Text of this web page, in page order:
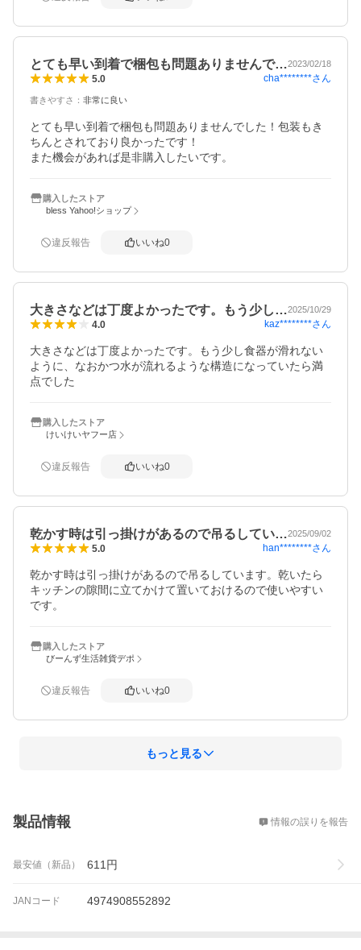
とても早い到着で梱包も問題ありませんで…2023/02/18
5.0 cha********さん
書きやすさ ： 非常に良い
とても早い到着で梱包も問題ありませんでした！包装もき
ちんとされており良かったです！
購入したストア
bless Yahoo!ショップ
違反報告 いいね0
大きさなどは丁度よかったです。もう少し…2025/10/29
4.0 kaz********さん
大きさなどは丁度よかったです。もう少し食器が滑れない
ように、なおかつ水が流れるような構造になっていたら満
点でした
購入したストア
けいけいヤフー店
違反報告 いいね0
乾かす時は引っ掛けがあるので吊るしてい…2025/09/02
5.0 han********さん
乾かす時は引っ掛けがあるので吊るしています。乾いたら
キッチンの隙間に立てかけて置いておけるので使いやすい
です。
購入したストア
びーんず生活雑貨デポ
違反報告 いいね0
もっと見る
製品情報 情報の誤りを報告
最安値（新品） 611 円
JANコード 4974908552892